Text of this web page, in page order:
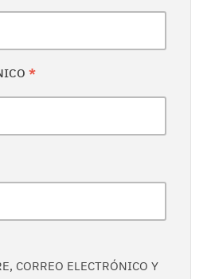
*
CORREO ELECTRÓNICO Y